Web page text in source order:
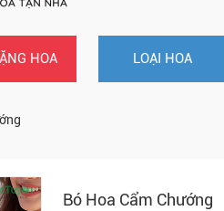
HOA LOẠI HOA
Bó Hoa Cẩm Chướng